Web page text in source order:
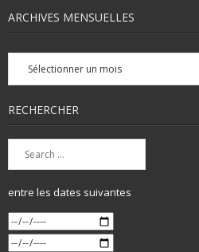
ARCHIVES MENSUELLES
Archives
mensuelles
RECHERCHER
entre les dates suivantes